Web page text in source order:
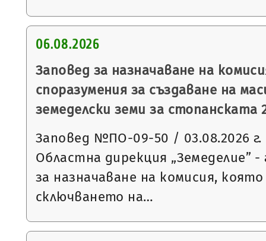
06.08.2026
Заповед за назначаване на
споразумения за създаване на
земеделски земи за стопанската
Заповед №ПО-09-50 / 03.08.2026
Областна дирекция „Земеделие” -
за назначаване на комисия,
сключването на…